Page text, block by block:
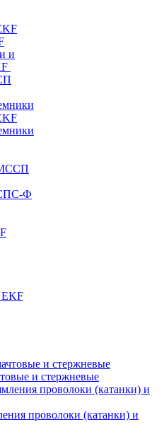
и
Ф
EKF
и стержневые
проволоки (катанки) и